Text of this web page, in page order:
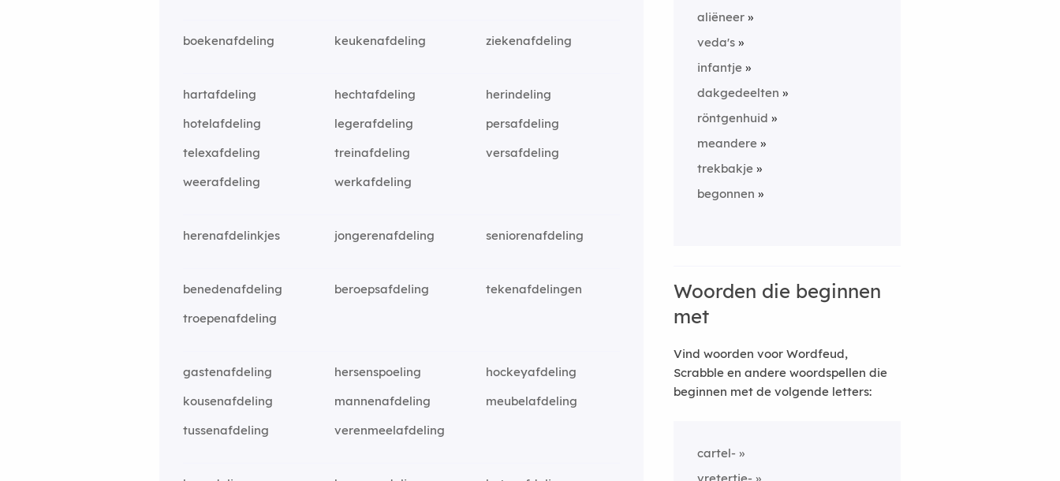
boekenafdeling keukenafdeling ziekenafdeling
hartafdeling hechtafdeling
herindeling
hotelafdeling
legerafdeling
persafdeling
telexafdeling
treinafdeling
versafdeling
weerafdeling
werkafdeling
herenafdelinkjes jongerenafdeling seniorenafdeling
benedenafdeling beroepsafdeling
tekenafdelingen
troepenafdeling
gastenafdeling hersenspoeling
hockeyafdeling
kousenafdeling
mannenafdeling
meubelafdeling
tussenafdeling
verenmeelafdeling
aliëneer
veda's
infantje
dakgedeelten
röntgenhuid
meandere
trekbakje
begonnen
Woorden die beginnen
met
Vind woorden voor Wordfeud,
Scrabble en andere woordspellen die
beginnen met de volgende letters:
cartel-